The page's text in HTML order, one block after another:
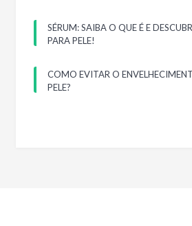
SÉRUM: SAIBA O QUE É E
PARA PELE!
COMO EVITAR O
PELE?